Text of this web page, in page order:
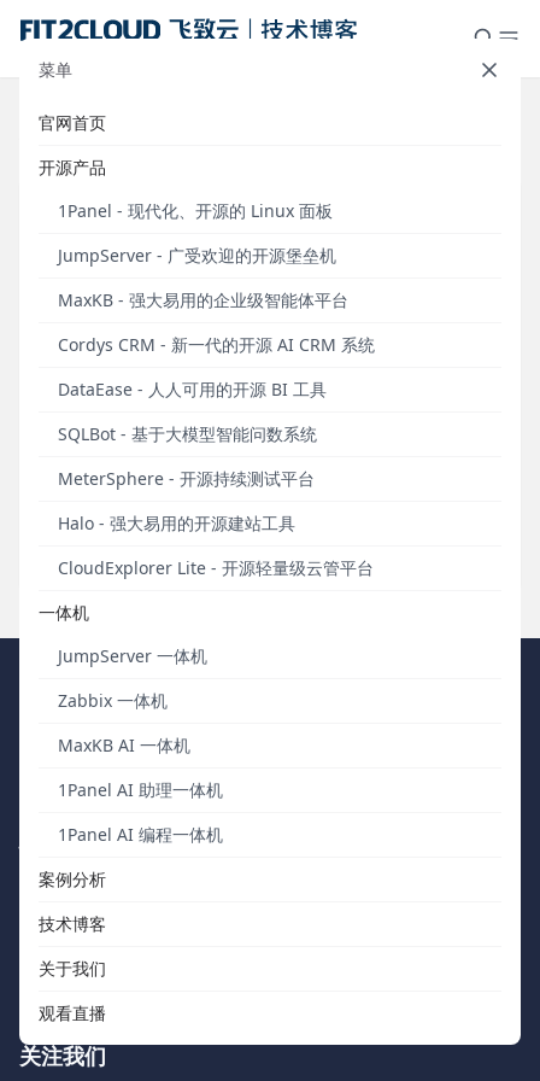
菜单
官网首页
开源产品
1Panel - 现代化、开源的 Linux 面板
JumpServer - 广受欢迎的开源堡垒机
MaxKB - 强大易用的企业级智能体平台
Cordys CRM - 新一代的开源 AI CRM 系统
DataEase - 人人可用的开源 BI 工具
SQLBot - 基于大模型智能问数系统
MeterSphere - 开源持续测试平台
Halo - 强大易用的开源建站工具
CloudExplorer Lite - 开源轻量级云管平台
一体机
JumpServer 一体机
Zabbix 一体机
MaxKB AI 一体机
1Panel AI 助理一体机
1Panel AI 编程一体机
案例分析
技术博客
关于我们
观看直播
标签：测试平台
社区分享｜智慧普华的测试工具及平台选型思路
MeterSphere与JMeter、Postman使用感受对比。
发布于 2023年08月30日
FIT2CLOUD 飞致云
我们秉持“软件用起来才有价值，才有改进的机会”的核心价值观，向
中国数字化团队交付被广泛验证、可信赖的通用工具软件。
快速浏览
关注我们